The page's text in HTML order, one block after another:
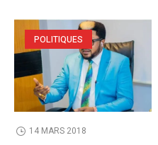
POLITIQUES
14 MARS 2018